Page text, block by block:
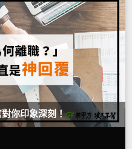
你印象深刻！